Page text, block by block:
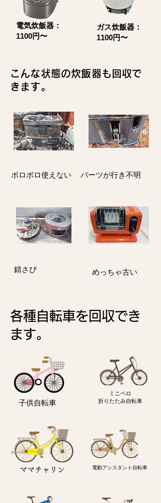
電気炊飯器：
1100円〜
ガス炊飯器：
1100円〜
こんな状態の炊飯器も回収で
きます。
ボロボロ使えない パーツが行き不明
​錆さび ​めっちゃ古い
各種自転車を回収でき
ます。
子供自転車
ミニペロ
​折りたたみ自転車
ママチャリン 電動アシスタント自転車